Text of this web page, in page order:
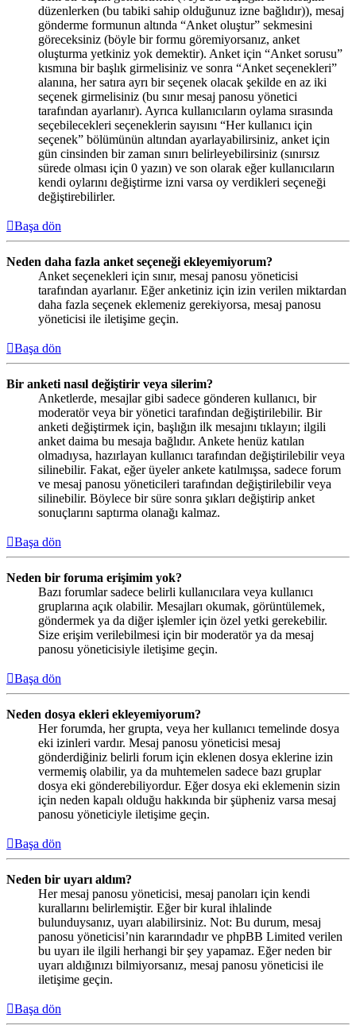
düzenlerken (bu tabiki sahip olduğunuz izne bağlıdır)), mesaj
gönderme formunun altında “Anket oluştur” sekmesini
göreceksiniz (böyle bir formu göremiyorsanız, anket
oluşturma yetkiniz yok demektir). Anket için “Anket sorusu”
kısmına bir başlık girmelisiniz ve sonra “Anket seçenekleri”
alanına, her satıra ayrı bir seçenek olacak şekilde en az iki
seçenek girmelisiniz (bu sınır mesaj panosu yönetici
tarafından ayarlanır). Ayrıca kullanıcıların oylama sırasında
seçebilecekleri seçeneklerin sayısını “Her kullanıcı için
seçenek” bölümünün altından ayarlayabilirsiniz, anket için
gün cinsinden bir zaman sınırı belirleyebilirsiniz (sınırsız
sürede olması için 0 yazın) ve son olarak eğer kullanıcıların
kendi oylarını değiştirme izni varsa oy verdikleri seçeneği
değiştirebilirler.
Başa dön
Neden daha fazla anket seçeneği ekleyemiyorum?
Anket seçenekleri için sınır, mesaj panosu yöneticisi
tarafından ayarlanır. Eğer anketiniz için izin verilen miktardan
daha fazla seçenek eklemeniz gerekiyorsa, mesaj panosu
yöneticisi ile iletişime geçin.
Başa dön
Bir anketi nasıl değiştirir veya silerim?
Anketlerde, mesajlar gibi sadece gönderen kullanıcı, bir
moderatör veya bir yönetici tarafından değiştirilebilir. Bir
anketi değiştirmek için, başlığın ilk mesajını tıklayın; ilgili
anket daima bu mesaja bağlıdır. Ankete henüz katılan
olmadıysa, hazırlayan kullanıcı tarafından değiştirilebilir veya
silinebilir. Fakat, eğer üyeler ankete katılmışsa, sadece forum
ve mesaj panosu yöneticileri tarafından değiştirilebilir veya
silinebilir. Böylece bir süre sonra şıkları değiştirip anket
sonuçlarını saptırma olanağı kalmaz.
Başa dön
Neden bir foruma erişimim yok?
Bazı forumlar sadece belirli kullanıcılara veya kullanıcı
gruplarına açık olabilir. Mesajları okumak, görüntülemek,
göndermek ya da diğer işlemler için özel yetki gerekebilir.
Size erişim verilebilmesi için bir moderatör ya da mesaj
panosu yöneticisiyle iletişime geçin.
Başa dön
Neden dosya ekleri ekleyemiyorum?
Her forumda, her grupta, veya her kullanıcı temelinde dosya
eki izinleri vardır. Mesaj panosu yöneticisi mesaj
gönderdiğiniz belirli forum için eklenen dosya eklerine izin
vermemiş olabilir, ya da muhtemelen sadece bazı gruplar
dosya eki gönderebiliyordur. Eğer dosya eki eklemenin sizin
için neden kapalı olduğu hakkında bir şüpheniz varsa mesaj
panosu yöneticiyle iletişime geçin.
Başa dön
Neden bir uyarı aldım?
Her mesaj panosu yöneticisi, mesaj panoları için kendi
kurallarını belirlemiştir. Eğer bir kural ihlalinde
bulunduysanız, uyarı alabilirsiniz. Not: Bu durum, mesaj
panosu yöneticisi’nin kararındadır ve phpBB Limited verilen
bu uyarı ile ilgili herhangi bir şey yapamaz. Eğer neden bir
uyarı aldığınızı bilmiyorsanız, mesaj panosu yöneticisi ile
iletişime geçin.
Başa dön